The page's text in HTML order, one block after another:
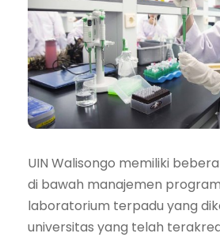
UIN Walisongo memiliki
di bawah manajemen
laboratorium terpadu yang
universitas yang telah